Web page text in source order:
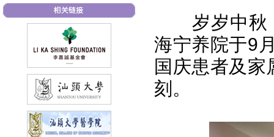
岁岁中秋
海宁养院于9
国庆患者及家
刻。